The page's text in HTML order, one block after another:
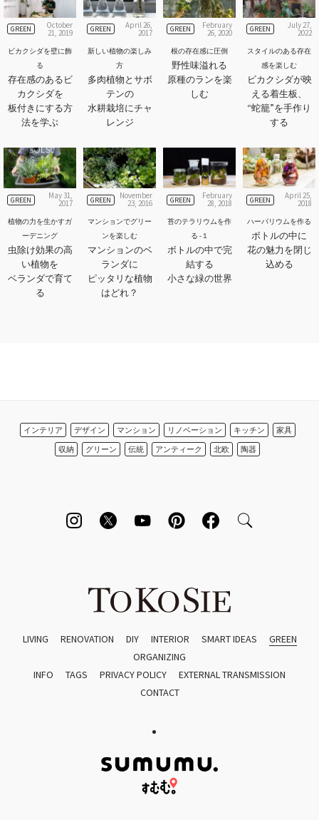
GREEN October
21, 2019
ビカクシダを壁に飾
る
存在感のあるビ
カクシダを
板付きにする方
法を学ぶ
GREEN April 26,
2017
新しい植物の楽しみ
方
多肉植物とサボ
テンの
水耕栽培にチャ
レンジ
GREEN February
26, 2020
根の存在感に圧倒
野性味溢れる
原種のランを楽
しむ
GREEN July 27,
2022
スタイルのある存在
感を楽しむ
ビカクシダが映
える着生板、
“蛇籠”を手作り
する
GREEN May 31,
2017
植物の力を生かすガ
ーデニング
虫除け効果の高
い植物を
ベランダで育て
る
GREEN November
23, 2016
マンションでグリー
ンを楽しむ
マンションのベ
ランダに
ピッタリな植物
はどれ？
GREEN February
28, 2018
苔のテラリウムを作
る -１
ボトルの中で完
結する
小さな緑の世界
GREEN April 25,
2018
ハーバリウムを作る
ボトルの中に
花の魅力を閉じ
込める
インテリア デザイン マンション リノベーション キッチン
家具
収納
グリーン 伝統 アンティーク 北欧 陶器
LIVING RENOVATION DIY INTERIOR SMART IDEAS
GREEN
ORGANIZING
INFO
TAGS PRIVACY POLICY
EXTERNAL TRANSMISSION
CONTACT